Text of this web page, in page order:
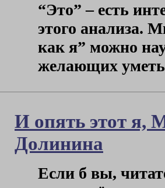
“Это” – есть
этого анализа.
как я” можно
желающих
И опять этот я,
Долинина
Если б вы,